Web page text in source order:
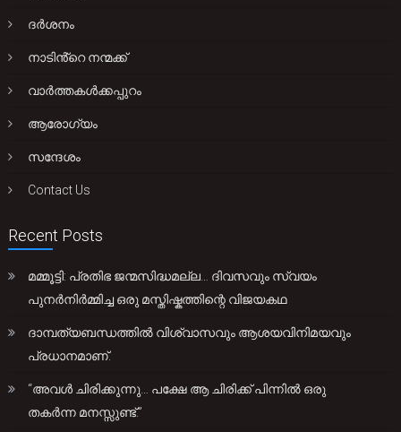
ദർശനം
നാടിൻ്റെ നന്മക്ക്
വാർത്തകൾക്കപ്പുറം
ആരോഗ്യം
സന്ദേശം
Contact Us
Recent Posts
മമ്മൂട്ടി: പ്രതിഭ ജന്മസിദ്ധമല്ല… ദിവസവും സ്വയം
പുനർനിർമ്മിച്ച ഒരു മസ്തിഷ്കത്തിന്റെ വിജയകഥ
ദാമ്പത്യബന്ധത്തിൽ വിശ്വാസവും ആശയവിനിമയവും
പ്രധാനമാണ്.
“അവൾ ചിരിക്കുന്നു… പക്ഷേ ആ ചിരിക്ക് പിന്നിൽ ഒരു
തകർന്ന മനസ്സുണ്ട്.”